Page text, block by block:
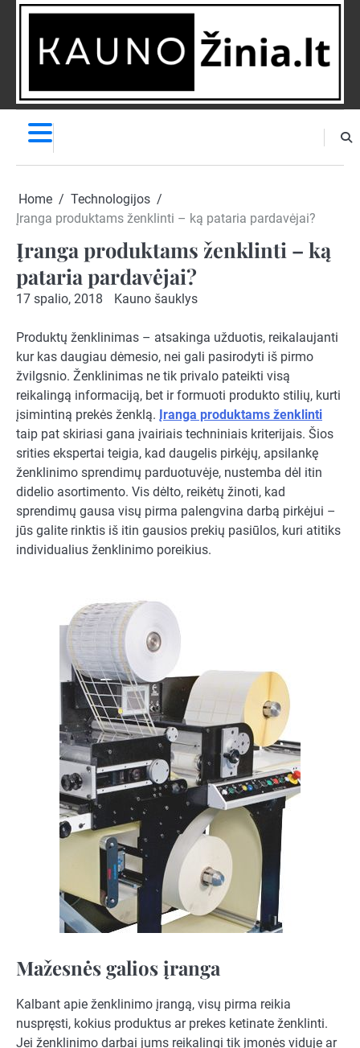
Skip
NAUJIENĄ
Home
Technologijos
Įranga produktams ženklinti – ką pataria pardavėjai?
Įranga produktams ženklinti – ką
pataria pardavėjai?
17 spalio, 2018 Kauno šauklys
Produktų ženklinimas – atsakinga užduotis, reikalaujanti
kur kas daugiau dėmesio, nei gali pasirodyti iš pirmo
žvilgsnio. Ženklinimas ne tik privalo pateikti visą
reikalingą informaciją, bet ir formuoti produkto stilių, kurti
įsimintiną prekės ženklą. Įranga produktams ženklinti
taip pat skiriasi gana įvairiais techniniais kriterijais. Šios
srities ekspertai teigia, kad daugelis pirkėjų, apsilankę
ženklinimo sprendimų parduotuvėje, nustemba dėl itin
didelio asortimento. Vis dėlto, reikėtų žinoti, kad
sprendimų gausa visų pirma palengvina darbą pirkėjui –
jūs galite rinktis iš itin gausios prekių pasiūlos, kuri atitiks
individualius ženklinimo poreikius.
Mažesnės galios įranga
Kalbant apie ženklinimo įrangą, visų pirma reikia
nuspręsti, kokius produktus ar prekes ketinate ženklinti.
Jei ženklinimo darbai jums reikalingi tik įmonės viduje ar